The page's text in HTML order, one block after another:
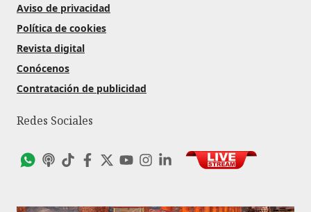
Aviso de privacidad
Política de cookies
Revista digital
Conócenos
Contratación de publicidad
Redes Sociales